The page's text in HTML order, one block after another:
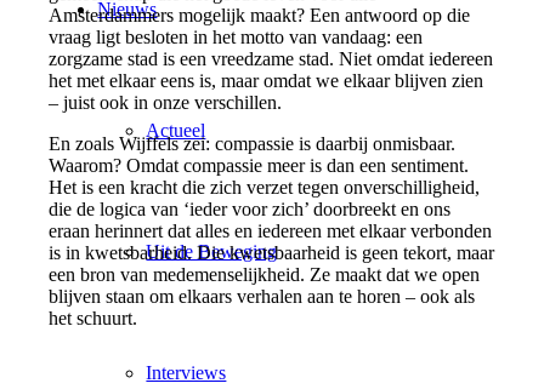
Nieuws
Actueel
Uit de Beweging
Interviews
Amsterdammers mogelijk maakt? Een antwoord op die
vraag ligt besloten in het motto van vandaag: een
zorgzame stad is een vreedzame stad. Niet omdat iedereen
het met elkaar eens is, maar omdat we elkaar blijven zien
– juist ook in onze verschillen.
En zoals Wijffels zei: compassie is daarbij onmisbaar.
Waarom? Omdat compassie meer is dan een sentiment.
Het is een kracht die zich verzet tegen onverschilligheid,
die de logica van ‘ieder voor zich’ doorbreekt en ons
eraan herinnert dat alles en iedereen met elkaar verbonden
is in kwetsbarheid. Die kwetsbaarheid is geen tekort, maar
een bron van medemenselijkheid. Ze maakt dat we open
blijven staan om elkaars verhalen aan te horen – ook als
het schuurt.